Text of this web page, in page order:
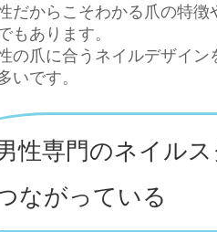
だからこそわかる爪の特
もあります。
の爪に合うネイルデザイ
いです。
性専門のネイル
ながっている